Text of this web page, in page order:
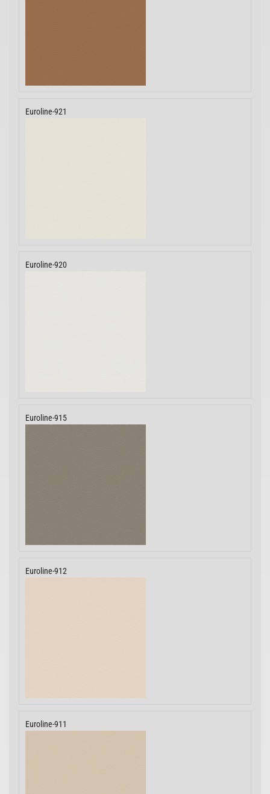
Euroline-921
Euroline-920
Euroline-915
Euroline-912
Euroline-911